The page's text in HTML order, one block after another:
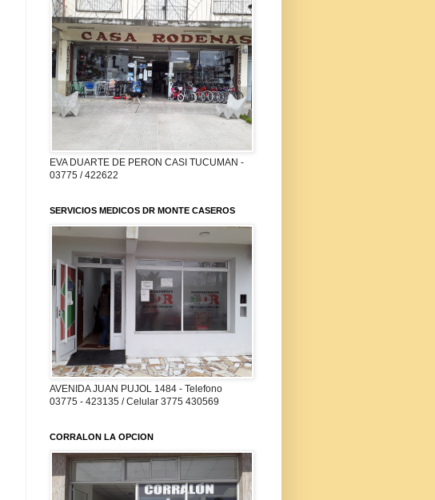
EVA DUARTE DE PERON CASI TUCUMAN -
03775 / 422622
SERVICIOS MEDICOS DR MONTE CASEROS
AVENIDA JUAN PUJOL 1484 - Telefono
03775 - 423135 / Celular 3775 430569
CORRALON LA OPCION